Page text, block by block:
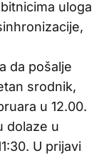
uloga
da pošalje
srodnik,
u 12.00.
dolaze u
U prijavi